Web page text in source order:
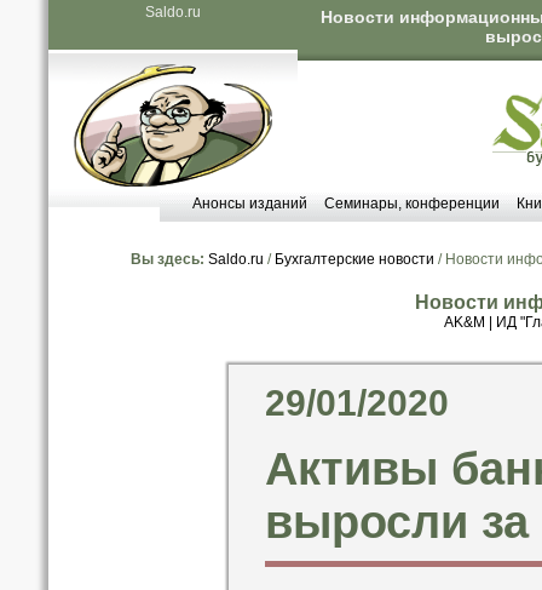
Saldo.ru
Новости
Анонсы изданий Семинары, конференции
Вы здесь: Saldo.ru / Бухгалтерские новости / Новости
Новости
AK&M ИД
29/01/2020
Активы
выросли за